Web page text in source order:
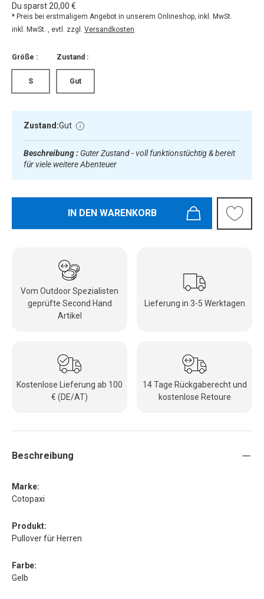
Du sparst 20,00 €
* Preis bei erstmaligem Angebot in unserem Onlineshop, inkl. MwSt.
inkl. MwSt. , evtl. zzgl. Versandkosten
Größe :
S
Zustand :
Gut
Zustand:Gut
Beschreibung : Guter Zustand - voll funktionstüchtig & bereit
für viele weitere Abenteuer
IN DEN WARENKORB
Vom Outdoor Spezialisten
geprüfte Second Hand
Artikel
Lieferung in 3-5 Werktagen
Kostenlose Lieferung ab 100
€ (DE/AT)
14 Tage Rückgaberecht und
kostenlose Retoure
Beschreibung
Marke:
Cotopaxi
Produkt:
Pullover für Herren
Farbe:
Gelb